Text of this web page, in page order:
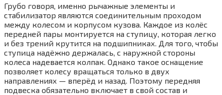
Грубо говоря, именно рычажные элементы и
стабилизатор являются соединительным проходом
между колесом и корпусом кузова. Каждое из колёс
передней пары монтируется на ступицу, которая легко
и без трений крутится на подшипниках. Для того, чтобы
ступица надёжно держалась, с наружной стороны
колеса надевается колпак. Однако такое оснащение
позволяет колесу вращаться только в двух
направлениях — вперёд и назад. Поэтому передняя
подвеска обязательно включает в свой состав и